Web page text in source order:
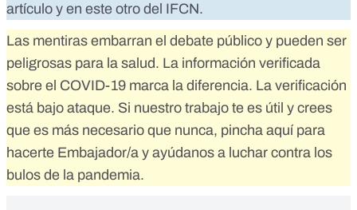
artículo y en este otro del IFCN.
Las mentiras embarran el debate público y pueden ser
peligrosas para la salud. La información verificada
sobre el COVID-19 marca la diferencia. La verificación
está bajo ataque. Si nuestro trabajo te es útil y crees
que es más necesario que nunca, pincha aquí para
hacerte Embajador/a y ayúdanos a luchar contra los
bulos de la pandemia.